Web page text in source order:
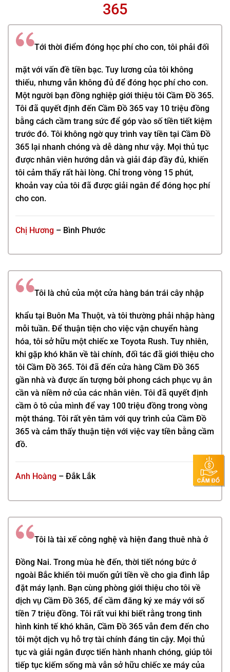
365
Tới thời điểm đóng học phí cho con, tôi phải đối
mặt với vấn đề tiền bạc. Tuy lương của tôi không
thiếu, nhưng vẫn không đủ để đóng học phí cho con.
Một người bạn đồng nghiệp giới thiệu tôi Cầm Đồ 365.
Tôi đã quyết định đến Cầm Đồ 365 vay 10 triệu đồng
bằng cách cầm trang sức để góp vào số tiền tiết kiệm
trước đó. Tôi không ngờ quy trình vay tiền tại Cầm Đồ
365 lại nhanh chóng và dễ dàng như vậy. Mọi thủ tục
được nhân viên hướng dẫn và giải đáp đầy đủ, khiến
tôi cảm thấy rất hài lòng. Chỉ trong vòng 15 phút,
khoản vay của tôi đã được giải ngân để đóng học phí
cho con.
Chị Hương – Bình Phước
Tôi là chủ của một cửa hàng bán trái cây nhập
khẩu tại Buôn Ma Thuột, và tôi thường phải nhập hàng
mỗi tuần. Để thuận tiện cho việc vận chuyển hàng
hóa, tôi sở hữu một chiếc xe Toyota Rush. Tuy nhiên,
khi gặp khó khăn về tài chính, đối tác đã giới thiệu cho
tôi Cầm Đồ 365. Tôi đã đến cửa hàng Cầm Đồ 365
gần nhà và được ấn tượng bởi phong cách phục vụ ân
cần và niềm nở của các nhân viên. Tôi đã quyết định
cầm ô tô của mình để vay 100 triệu đồng trong vòng
một tháng. Tôi rất yên tâm với quy trình của Cầm Đồ
365 và cảm thấy thuận tiện với việc vay tiền bằng cầm
đồ.
Anh Hoàng – Đắk Lắk
Tôi là tài xế công nghệ và hiện đang thuê nhà ở
Đồng Nai. Trong mùa hè đến, thời tiết nóng bức ở
ngoài Bắc khiến tôi muốn gửi tiền về cho gia đình lắp
đặt máy lạnh. Bạn cùng phòng giới thiệu cho tôi về
dịch vụ Cầm Đồ 365, để cầm đăng ký xe máy với số
tiền 7 triệu đồng. Tôi rất vui khi biết rằng trong tình
hình kinh tế khó khăn, Cầm Đồ 365 vẫn đem đến cho
tôi một dịch vụ hỗ trợ tài chính đáng tin cậy. Mọi thủ
tục và giải ngân được tiến hành nhanh chóng, giúp tôi
tiếp tục kiếm sống mà vẫn sở hữu chiếc xe máy của